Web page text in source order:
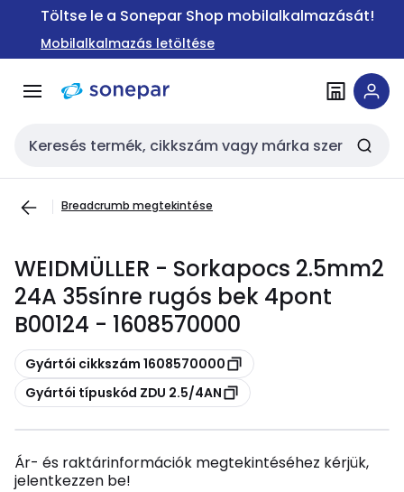
Ugrás a
Ugrás a
tartalomra
Töltse le a Sonepar Shop mobilalkalmazását!
Mobilalkalmazás letöltése
Keresési bemenet
Breadcrumb megtekintése
WEIDMÜLLER - Sorkapocs 2.5mm2
24A 35sínre rugós bek 4pont
B00124 - 1608570000
Másolás
Gyártói cikkszám 1608570000
Másolás
Gyártói típuskód ZDU 2.5/4AN
Ár- és raktárinformációk megtekintéséhez kérjük,
jelentkezzen be!